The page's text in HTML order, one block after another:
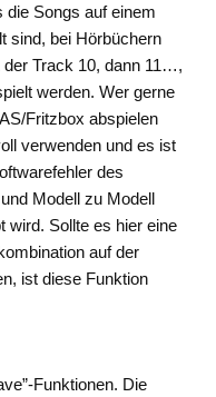
die Songs auf einem
sind, bei Hörbüchern
der Track 10, dann 11…,
werden. Wer gerne
Fritzbox abspielen
verwenden und es ist
des
Modell zu Modell
wird. Sollte es hier eine
auf der
ist diese Funktion
Funktionen. Die